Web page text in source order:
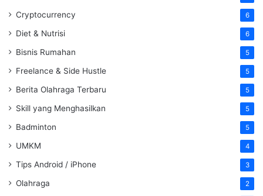
Cryptocurrency 6
Diet & Nutrisi 6
Bisnis Rumahan 5
Freelance & Side Hustle 5
Berita Olahraga Terbaru 5
Skill yang Menghasilkan 5
Badminton 5
UMKM 4
Tips Android / iPhone 3
Olahraga 2